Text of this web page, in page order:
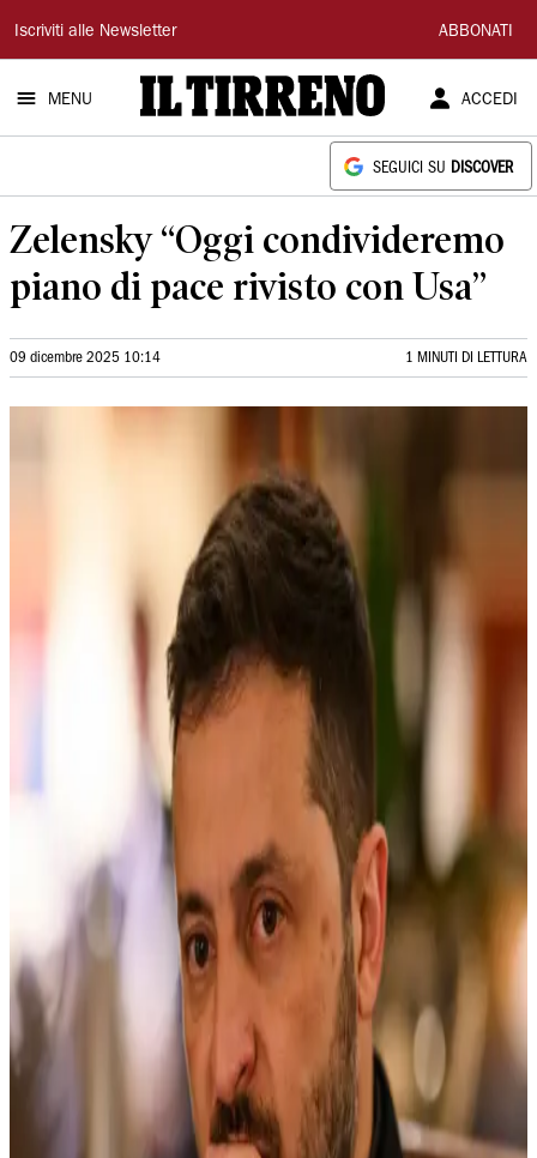
Il
Tirreno
Iscriviti alle Newsletter ABBONATI
MENU ACCEDI
SEGUICI SU DISCOVER
Zelensky “Oggi condivideremo
piano di pace rivisto con Usa”
09 dicembre 2025 10:14 1 MINUTI DI LETTURA